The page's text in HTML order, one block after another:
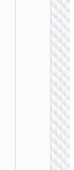
车载
Z58A
48W
车载充
装